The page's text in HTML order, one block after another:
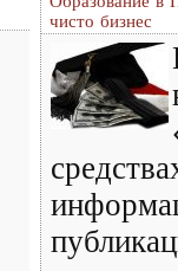
чисто бизнес